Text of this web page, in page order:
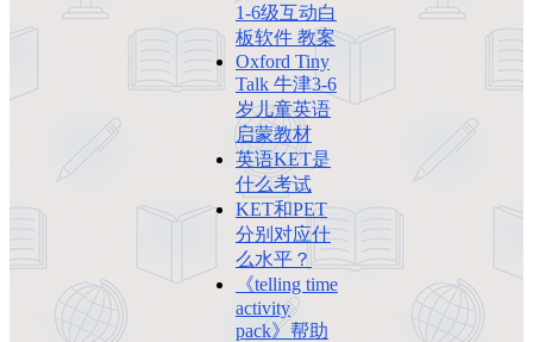
1-6级互动白
板软件 教案
Oxford Tiny
Talk 牛津3-6
岁儿童英语
启蒙教材
英语KET是
什么考试
KET和PET
分别对应什
么水平？
《telling time
activity
pack》帮助